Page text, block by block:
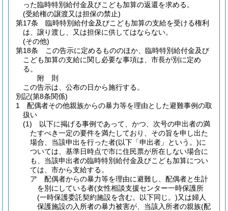
った臨時特別給付金及びこども加算の返還を求める。
(受給権の譲渡又は担保の禁止)
第17条
臨時特別給付金及びこども加算の支給を受ける権利
は、譲り渡し、又は担保に供してはならない。
(その他)
第18条
この告示に定めるもののほか、臨時特別給付金及び
こども加算の支給に関し必要な事項は、市長が別に定め
る。
附 則
この告示は、公布の日から施行する。
別記(第8条関係)
1 配偶者その他親族からの暴力等を理由とした避難事例の取
扱い
(1) 以下に掲げる事例であって、かつ、次号の申出者の満
たすべき一定の要件を満たしており、その旨を申し出た
場合、当該申出を行った者(以下「申出者」という。)に
ついては、基準日時点で市に住民票が所在しない場合に
も、当該申出者の臨時特別給付金及びこども加算につい
ては、市から支給する。
ア 配偶者からの暴力等を理由に避難し、配偶者と生計
を別にしている者(女性相談支援センター一時保護所
(一時保護委託契約施設を含む。以下同じ。)又は婦人
保護施設の入所者の暴力被害が、当該入所者の親族(配